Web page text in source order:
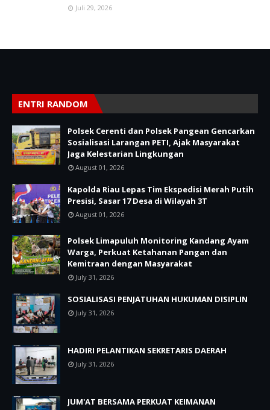
Juli 29, 2026
ENTRI RANDOM
Polsek Cerenti dan Polsek Pangean Gencarkan
Sosialisasi Larangan PETI, Ajak Masyarakat
Jaga Kelestarian Lingkungan
August 01, 2026
Kapolda Riau Lepas Tim Ekspedisi Merah Putih
Presisi, Sasar 17 Desa di Wilayah 3T
August 01, 2026
Polsek Limapuluh Monitoring Kandang Ayam
Warga, Perkuat Ketahanan Pangan dan
Kemitraan dengan Masyarakat
July 31, 2026
SOSIALISASI PENJATUHAN HUKUMAN DISIPLIN
July 31, 2026
HADIRI PELANTIKAN SEKRETARIS DAERAH
July 31, 2026
JUM'AT BERSAMA PERKUAT KEIMANAN